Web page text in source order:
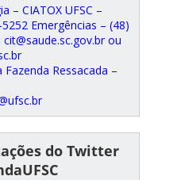
– CIATOX UFSC –
Emergências – (48)
ou
Fazenda Ressacada –
do Twitter